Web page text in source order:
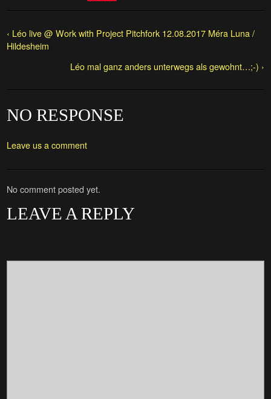
‹ Léo live @ Work with Project Pitchfork 12.08.2017 Méra Luna /
Hildesheim
Léo mal ganz anders unterwegs als gewohnt…;-) ›
NO RESPONSE
Leave us a comment
No comment posted yet.
LEAVE A REPLY